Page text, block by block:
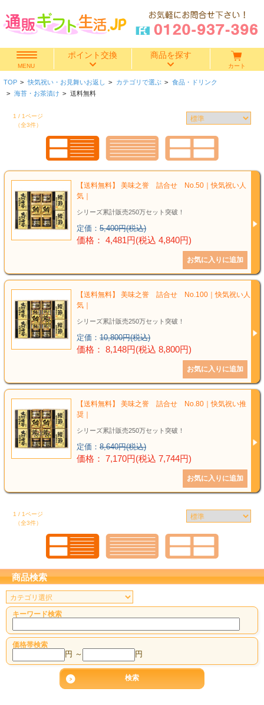
MENU
ポイント交換 商品を探す
快気祝い
香典返し
結婚引き出物
初盆・新盆
プレゼント
長寿のお祝い
各種記念品
カート
TOP > 快気祝い・お見舞いお返し > カテゴリで選ぶ > 食品・ドリンク
> 海苔・お茶漬け > 送料無料
1 / 1ページ
（全3件）
【送料無料】 美味之誉 詰合せ No.50｜快気祝い人
気｜
シリーズ累計販売250万セット突破！
定価： 5,400円(税込)
価格： 4,481円(税込 4,840円)
【送料無料】 美味之誉 詰合せ No.100｜快気祝い人
気｜
シリーズ累計販売250万セット突破！
定価： 10,800円(税込)
価格： 8,148円(税込 8,800円)
【送料無料】 美味之誉 詰合せ No.80｜快気祝い推
奨｜
シリーズ累計販売250万セット突破！
定価： 8,640円(税込)
価格： 7,170円(税込 7,744円)
1 / 1ページ
（全3件）
商品検索
キーワード検索
価格帯検索
円 ～ 円